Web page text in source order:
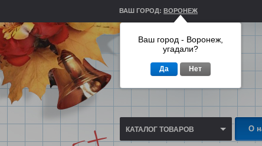
ВАШ ГОРОД: ВОРОНЕЖ
КАТАЛОГ ТОВАРОВ О
Ваш город - Воронеж,
угадали?
Да Нет